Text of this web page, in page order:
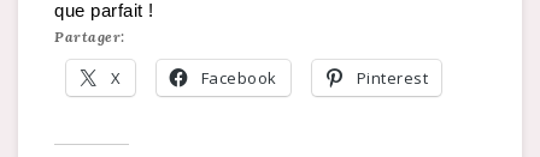
que parfait !
Partager:
X Facebook Pinterest